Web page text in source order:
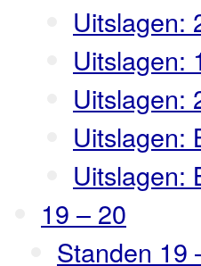
Uitslagen:
Uitslagen:
Uitslagen:
Uitslagen:
Uitslagen:
19 – 20
Standen 19